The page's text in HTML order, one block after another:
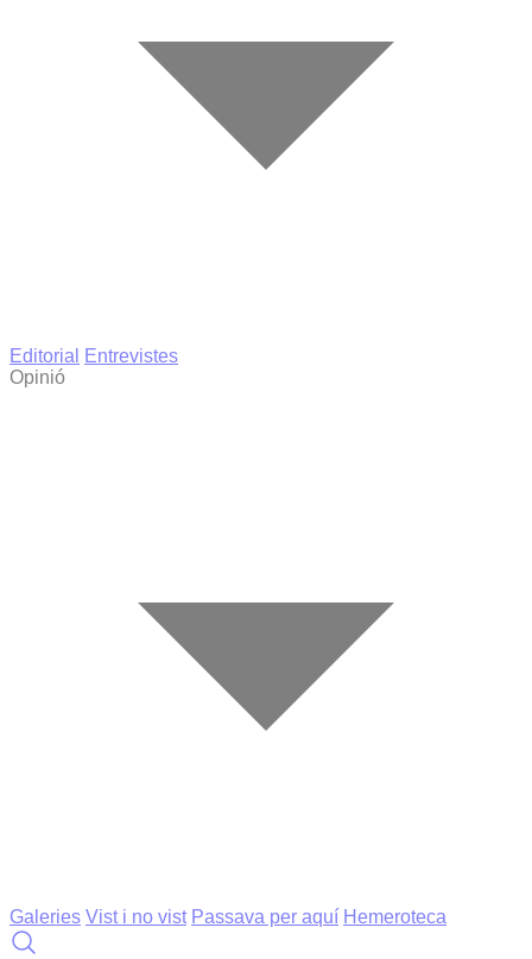
Editorial
Entrevistes
Opinió
Galeries Vist i no vist Passava per aquí Hemeroteca